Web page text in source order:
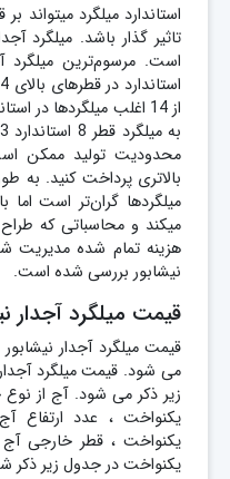
استاندارد میلگرد میتواند
تاثیر گذار باشد. میلگرد
محدودیت تولید ممکن
میلگردها گران‌تر است
میکند و محاسباتی که
هزینه تمام شده مدیریت
نیشابور بررسی شده است.
قیمت میلگرد آجدار
می شود. قیمت میلگرد
زیر ذکر می شود. آج از
یکنواخت ، عدد ارتفاع
یکنواخت ، قطر خارجی
یکنواخت در جدول زیر ذکر